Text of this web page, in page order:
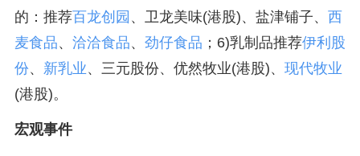
的：推荐百龙创园 、卫龙美味(港股)、盐津铺子、 西
麦食品、 洽洽食品、 劲仔食品 ；6)乳制品推荐伊利股
份、 新乳业、三元股份、优然牧业(港股)、 现代牧业
(港股)。
宏观事件